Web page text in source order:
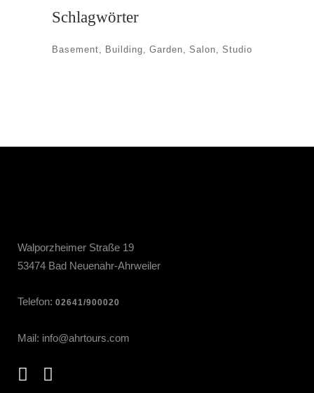
Schlagwörter
Basement Building Garden Salon Studio
Walporzheimer Straße 19
53474 Bad Neuenahr-Ahrweiler
Telefon: 02641/900020
Mail: info@ahrtours.com